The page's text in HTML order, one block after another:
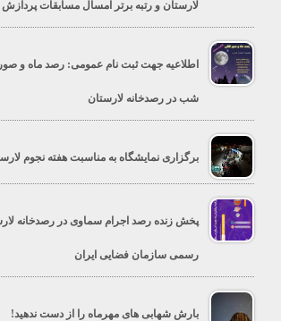
لارستان و رتبه برتر امسال مسابقات پردازش
اطلاعیه جهت ثبت نام عمومی: رصد ماه و
شب در رصدخانه لارستان
برگزاری نمایشگاه به مناسبت هفته نجوم
پخش زنده رصد اجرام سماوی در رصدخانه
رسمی سازمان فضایی ایران
بارش شهابی های مهرماه را از دست ندهید!